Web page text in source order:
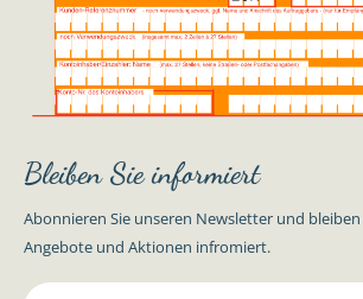
Bleiben Sie informiert
Abonnieren Sie unseren Newsletter und
Angebote und Aktionen infromiert.